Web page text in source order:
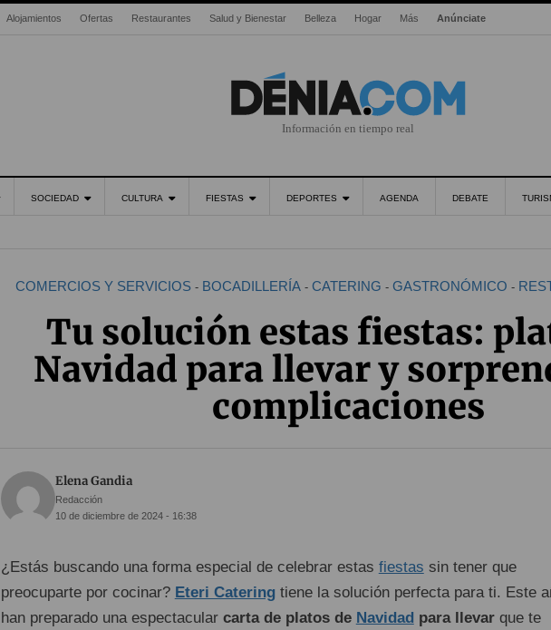
Alojamientos Ofertas Restaurantes Salud y Bienestar Belleza Hogar Más Anúnciate
Información en tiempo real
SOCIEDAD CULTURA FIESTAS DEPORTES AGENDA DEBATE
COMERCIOS Y SERVICIOS- BOCADILLERÍA- CATERING - GASTRONÓMICO -
Tu solución estas fiestas:
Navidad para llevar y
complicaciones
Elena Gandia
Redacción
10 de diciembre de 2024 - 16:38
¿Estás buscando una forma especial de celebrar estas fiestas sin tener que
preocuparte por cocinar? Eteri Cateringtiene la solución perfecta para ti. Este
han preparado una espectacular carta de platos de Navidadpara llevarque te